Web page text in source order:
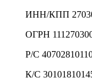
ИНН/КПП
ОГРН
Р/С
К/С